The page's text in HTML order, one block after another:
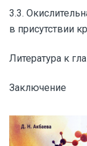
3.3.
в присутствии
Литература к
Заключение